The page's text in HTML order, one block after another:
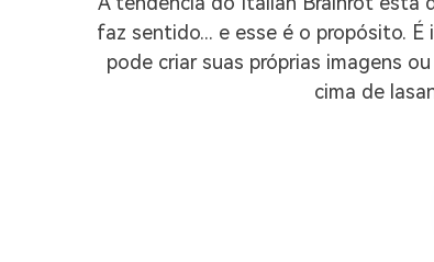
faz sentido... e esse é o propósito.
pode criar suas próprias imagens
cima de